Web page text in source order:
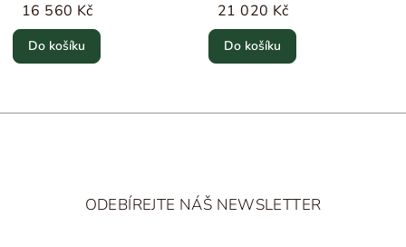
16 560 Kč
Do košíku
21 020 Kč
Do košíku
ODEBÍREJTE NÁŠ NEWSLETTER